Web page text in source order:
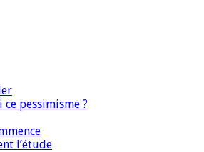
pessimisme ?
l’étude